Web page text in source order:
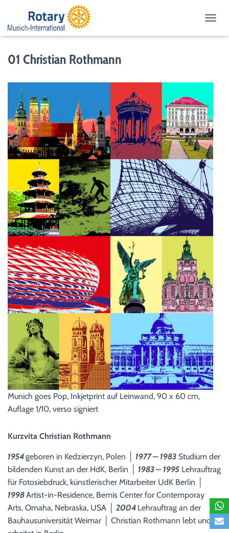
01 Christian Rothmann
Munich goes Pop, Inkjetprint auf Leinwand, 90 x 60 cm,
Auflage 1/10, verso signiert
Kurzvita Christian Rothmann
1954geboren in Kedzierzyn, Polen │ 1977 – 1983 Studium der
bildenden Kunst an der HdK, Berlin │ 1983 – 1995 Lehrauftrag
für Fotosiebdruck, künstlerischer Mitarbeiter UdK Berlin │
1998Artist-in-Residence, Bemis Center for Contemporay
Arts, Omaha, Nebraska, USA │2004 Lehrauftrag an der
Bauhausuniversität Weimar │ Christian Rothmann lebt und